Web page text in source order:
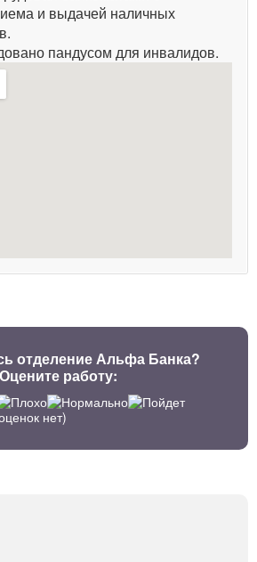
и выдачей наличных
пандусом для инвалидов.
отделение Альфа Банка?
Оцените работу:
нет)